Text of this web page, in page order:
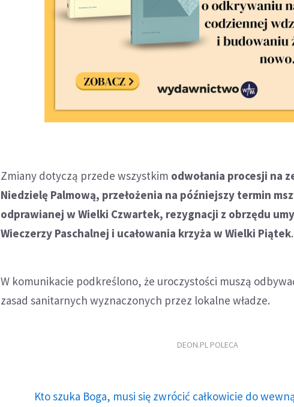
Zmiany dotyczą przede wszystkim odwołania procesji na
Niedzielę Palmową, przełożenia na późniejszy termin
odprawianej w Wielki Czwartek, rezygnacji z obrzędu
Wieczerzy Paschalnej i ucałowania krzyża w Wielki Piątek.
W komunikacie podkreślono, że uroczystości muszą
zasad sanitarnych wyznaczonych przez lokalne władze.
DEON.PL POLECA
Kto szuka Boga, musi się zwrócić całkowicie do